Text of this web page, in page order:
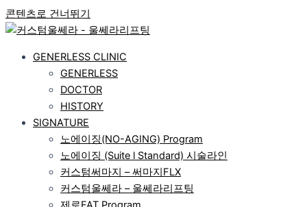
콘텐츠로 건너뛰기
GENERLESS CLINIC
GENERLESS
DOCTOR
HISTORY
SIGNATURE
노에이징(NO-AGING) Program
노에이징 (Suite l Standard) 시술라인
커스텀써마지 – 써마지FLX
커스텀울쎄라 – 울쎄라리프팅